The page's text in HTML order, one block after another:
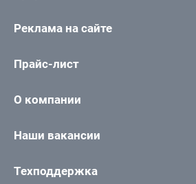
Реклама на сайте
Прайс-лист
О компании
Наши вакансии
Техподдержка